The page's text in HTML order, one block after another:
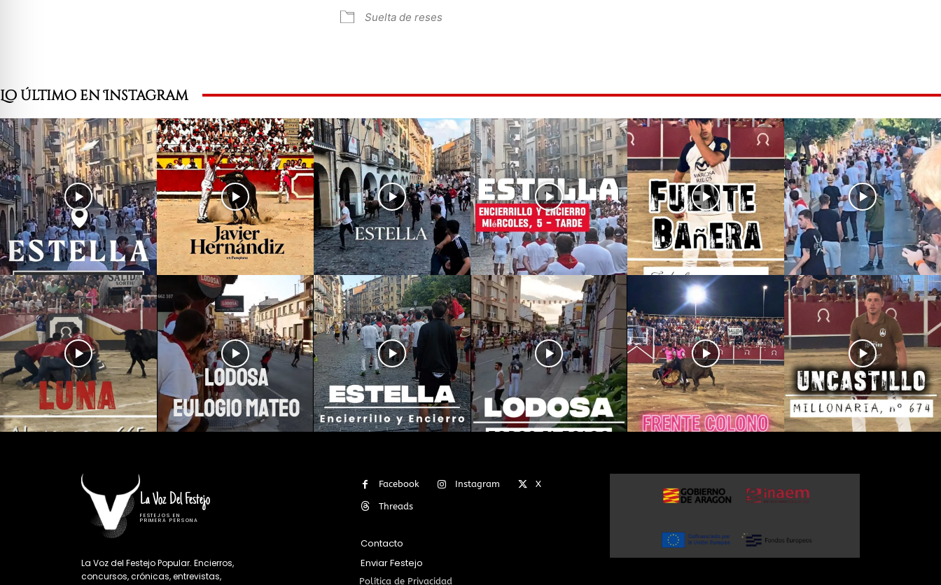
Google CalendarSuelta de reses
Lo último en Instagram
La Voz Del Festejo
FESTEJOS EN
PRIMERA PERSONA
La Voz del Festejo Popular. Encierros,
concursos, crónicas, entrevistas,
Facebook Instagram X
Threads
Contacto
Enviar Festejo
Política de Privacidad